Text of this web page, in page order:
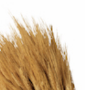
惡意使用之情形，
採取法律行動。